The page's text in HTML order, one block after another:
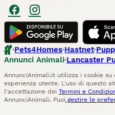
Pets4Homes Hastnet
Annunci Animali Lancaster
AnnunciAnimali.it utilizza i cookie
esperienza utente. L'uso di questo
l'accettazione dei Termini e
AnnunciAnimali. Puoi gestire le